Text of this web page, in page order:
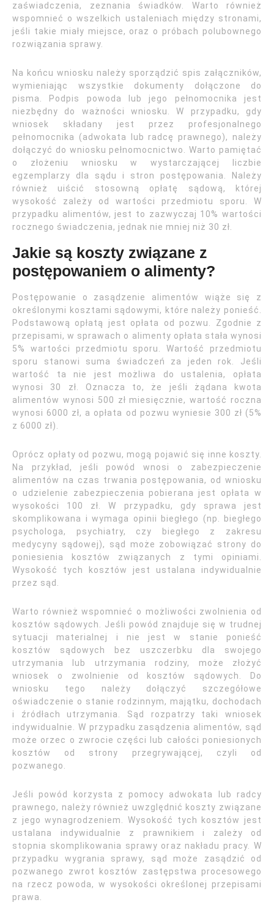
zaświadczenia, zeznania świadków. Warto również
wspomnieć o wszelkich ustaleniach między stronami,
jeśli takie miały miejsce, oraz o próbach polubownego
rozwiązania sprawy.
Na końcu wniosku należy sporządzić spis załączników,
wymieniając wszystkie dokumenty dołączone do
pisma. Podpis powoda lub jego pełnomocnika jest
niezbędny do ważności wniosku. W przypadku, gdy
wniosek składany jest przez profesjonalnego
pełnomocnika (adwokata lub radcę prawnego), należy
dołączyć do wniosku pełnomocnictwo. Warto pamiętać
o złożeniu wniosku w wystarczającej liczbie
egzemplarzy dla sądu i stron postępowania. Należy
również uiścić stosowną opłatę sądową, której
wysokość zależy od wartości przedmiotu sporu. W
przypadku alimentów, jest to zazwyczaj 10% wartości
rocznego świadczenia, jednak nie mniej niż 30 zł.
Jakie są koszty związane z
postępowaniem o alimenty?
Postępowanie o zasądzenie alimentów wiąże się z
określonymi kosztami sądowymi, które należy ponieść.
Podstawową opłatą jest opłata od pozwu. Zgodnie z
przepisami, w sprawach o alimenty opłata stała wynosi
5% wartości przedmiotu sporu. Wartość przedmiotu
sporu stanowi suma świadczeń za jeden rok. Jeśli
wartość ta nie jest możliwa do ustalenia, opłata
wynosi 30 zł. Oznacza to, że jeśli żądana kwota
alimentów wynosi 500 zł miesięcznie, wartość roczna
wynosi 6000 zł, a opłata od pozwu wyniesie 300 zł (5%
z 6000 zł).
Oprócz opłaty od pozwu, mogą pojawić się inne koszty.
Na przykład, jeśli powód wnosi o zabezpieczenie
alimentów na czas trwania postępowania, od wniosku
o udzielenie zabezpieczenia pobierana jest opłata w
wysokości 100 zł. W przypadku, gdy sprawa jest
skomplikowana i wymaga opinii biegłego (np. biegłego
psychologa, psychiatry, czy biegłego z zakresu
medycyny sądowej), sąd może zobowiązać strony do
poniesienia kosztów związanych z tymi opiniami.
Wysokość tych kosztów jest ustalana indywidualnie
przez sąd.
Warto również wspomnieć o możliwości zwolnienia od
kosztów sądowych. Jeśli powód znajduje się w trudnej
sytuacji materialnej i nie jest w stanie ponieść
kosztów sądowych bez uszczerbku dla swojego
utrzymania lub utrzymania rodziny, może złożyć
wniosek o zwolnienie od kosztów sądowych. Do
wniosku tego należy dołączyć szczegółowe
oświadczenie o stanie rodzinnym, majątku, dochodach
i źródłach utrzymania. Sąd rozpatrzy taki wniosek
indywidualnie. W przypadku zasądzenia alimentów, sąd
może orzec o zwrocie części lub całości poniesionych
kosztów od strony przegrywającej, czyli od
pozwanego.
Jeśli powód korzysta z pomocy adwokata lub radcy
prawnego, należy również uwzględnić koszty związane
z jego wynagrodzeniem. Wysokość tych kosztów jest
ustalana indywidualnie z prawnikiem i zależy od
stopnia skomplikowania sprawy oraz nakładu pracy. W
przypadku wygrania sprawy, sąd może zasądzić od
pozwanego zwrot kosztów zastępstwa procesowego
na rzecz powoda, w wysokości określonej przepisami
prawa.